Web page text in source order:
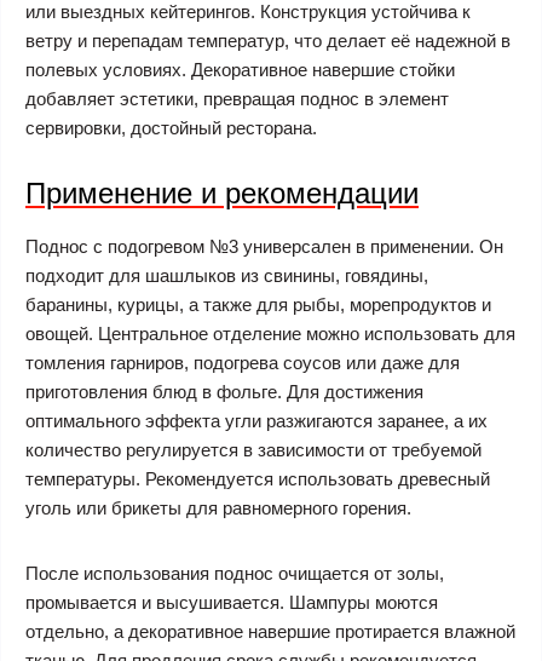
или выездных кейтерингов. Конструкция устойчива к
ветру и перепадам температур, что делает её надежной в
полевых условиях. Декоративное навершие стойки
добавляет эстетики, превращая поднос в элемент
сервировки, достойный ресторана.
Применение и рекомендации
Поднос с подогревом №3 универсален в применении. Он
подходит для шашлыков из свинины, говядины,
баранины, курицы, а также для рыбы, морепродуктов и
овощей. Центральное отделение можно использовать для
томления гарниров, подогрева соусов или даже для
приготовления блюд в фольге. Для достижения
оптимального эффекта угли разжигаются заранее, а их
количество регулируется в зависимости от требуемой
температуры. Рекомендуется использовать древесный
уголь или брикеты для равномерного горения.
После использования поднос очищается от золы,
промывается и высушивается. Шампуры моются
отдельно, а декоративное навершие протирается влажной